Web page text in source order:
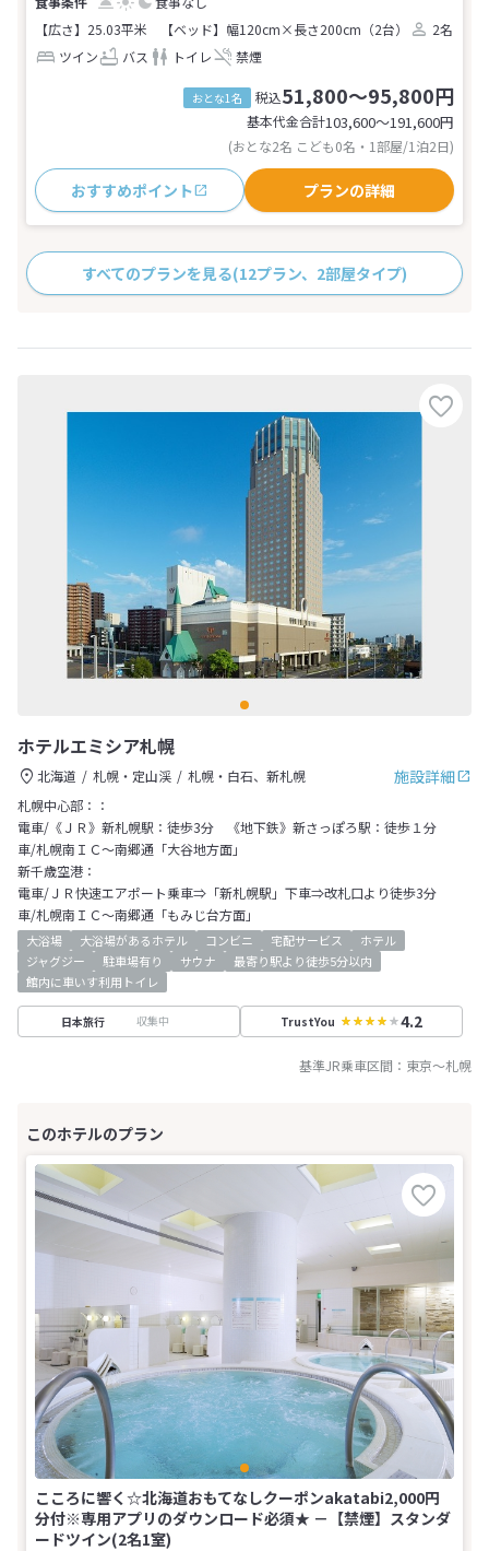
【広さ】25.03平米
【ベッド】幅120cm×長さ200cm（2台）
2名
ツイン
バス トイレ 禁煙
おとな1名 税込51,800～95,800円
基本代金合計103,600〜191,600円
(おとな2名 こども0名・1部屋/1泊2日)
おすすめポイント プランの詳細
すべてのプランを見る(12プラン、2部屋タイプ)
ホテルエミシア札幌
施設詳細
北海道 札幌・定山渓
札幌・白石、新札幌
札幌中心部：：
電車/《ＪＲ》新札幌駅：徒歩3分 《地下鉄》新さっぽろ駅：徒歩１分
車/札幌南ＩＣ～南郷通「大谷地方面」
新千歳空港：
電車/ＪＲ快速エアポート乗車⇒「新札幌駅」下車⇒改札口より徒歩3分
車/札幌南ＩＣ～南郷通「もみじ台方面」
大浴場 大浴場があるホテル コンビニ 宅配サービス
ホテル
ジャグジー
駐車場有り サウナ
最寄り駅より徒歩5分以内
館内に車いす利用トイレ
日本旅行 収集中 TrustYou 4.2
基準JR乗車区間： 東京～札幌
こころに響く☆北海道おもてなしクーポンakatabi2,000円
分付※専用アプリのダウンロード必須★ －【禁煙】スタンダ
ードツイン(2名1室)